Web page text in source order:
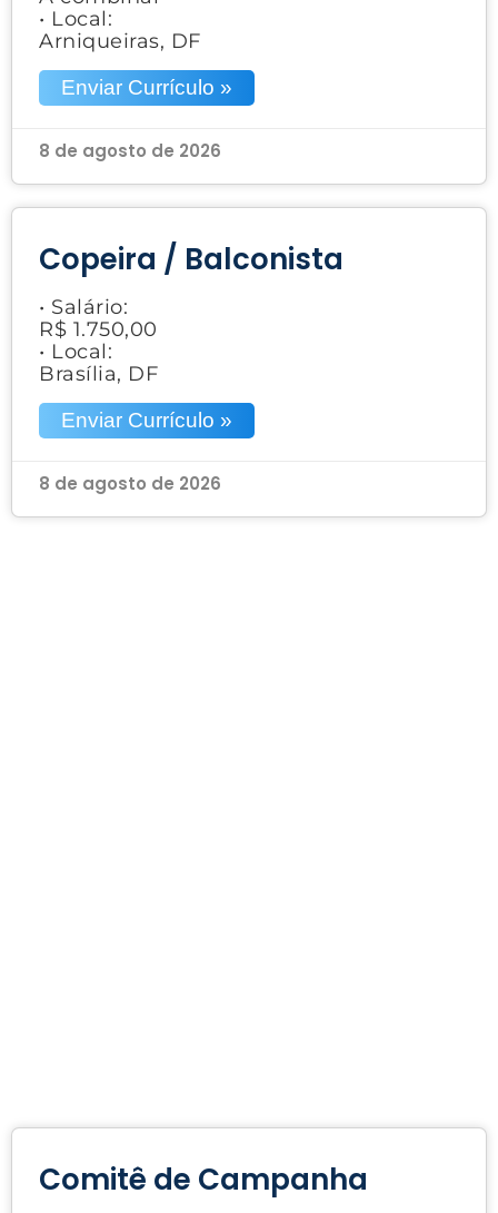
• Local:
Arniqueiras, DF
Enviar Currículo »
8 de agosto de 2026
Copeira / Balconista
• Salário:
R$ 1.750,00
• Local:
Brasília, DF
Enviar Currículo »
8 de agosto de 2026
Comitê de Campanha